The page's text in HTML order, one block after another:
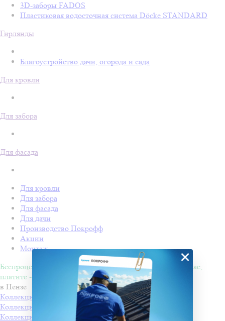
3D-заборы FADOS
Пластиковая водосточная система Döcke STANDARD
Гирлянды
Благоустройство дачи, огорода и сада
Для кровли
Для забора
Для фасада
Для кровли
Для забора
Для фасада
Для дачи
Производство Покрофф
Акции
Монтаж
Беспроцентная рассрочка на 4 месяца. Покупайте - сейчас,
платите - потом!
в Пензе
Коллекция КАРАТ
Производитель Docke
Коллекция МАТРИЦА Производитель Docke
Коллекция КУПОЛ
Производитель Docke
×